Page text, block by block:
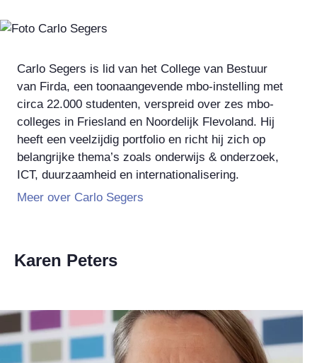
Carlo Segers is lid van het College van Bestuur
van Firda, een toonaangevende mbo-instelling met
circa 22.000 studenten, verspreid over zes mbo-
colleges in Friesland en Noordelijk Flevoland. Hij
heeft een veelzijdig portfolio en richt hij zich op
belangrijke thema’s zoals onderwijs & onderzoek,
ICT, duurzaamheid en internationalisering.
Meer over Carlo Segers
Karen Peters